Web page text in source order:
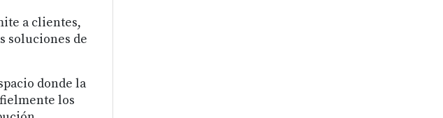
a clientes,
soluciones de
donde la
los